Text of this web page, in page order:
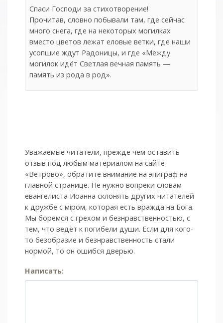
Спаси Господи за стихотворение!
Прочитав, словно побывали там, где сейчас
много снега, где на некоторых могилках
вместо цветов лежат еловые ветки, где наши
усопшие ждут Радоницы, и где «Между
могилок идёт Светлая вечная память —
память из рода в род».
Уважаемые читатели, прежде чем оставить
отзыв под любым материалом на сайте
«Ветрово», обратите внимание на эпиграф на
главной странице. Не нужно вопреки словам
евангелиста Иоанна склонять других читателей
к дружбе с мiром, которая есть вражда на Бога.
Мы боремся с грехом и без­нрав­ствен­ностью, с
тем, что ведёт к погибели души. Если для кого-
то безобразие и безнравственность стали
нормой, то он ошибся дверью.
Написать: